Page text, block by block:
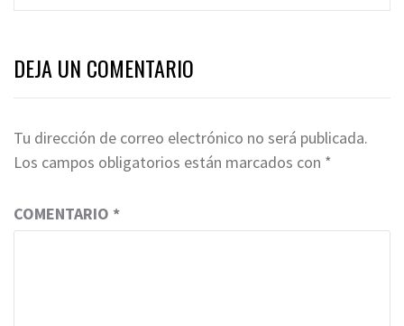
DEJA UN COMENTARIO
Tu dirección de correo electrónico no será publicada.
Los campos obligatorios están marcados con *
COMENTARIO *